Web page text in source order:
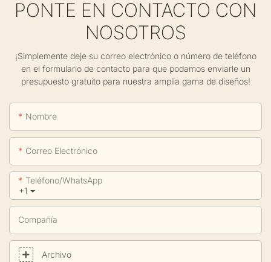
PONTE EN CONTACTO CON
NOSOTROS
¡Simplemente deje su correo electrónico o número de teléfono
en el formulario de contacto para que podamos enviarle un
presupuesto gratuito para nuestra amplia gama de diseños!
Nombre
Correo Electrónico
+1
Teléfono/WhatsApp
Compañía
Archivo